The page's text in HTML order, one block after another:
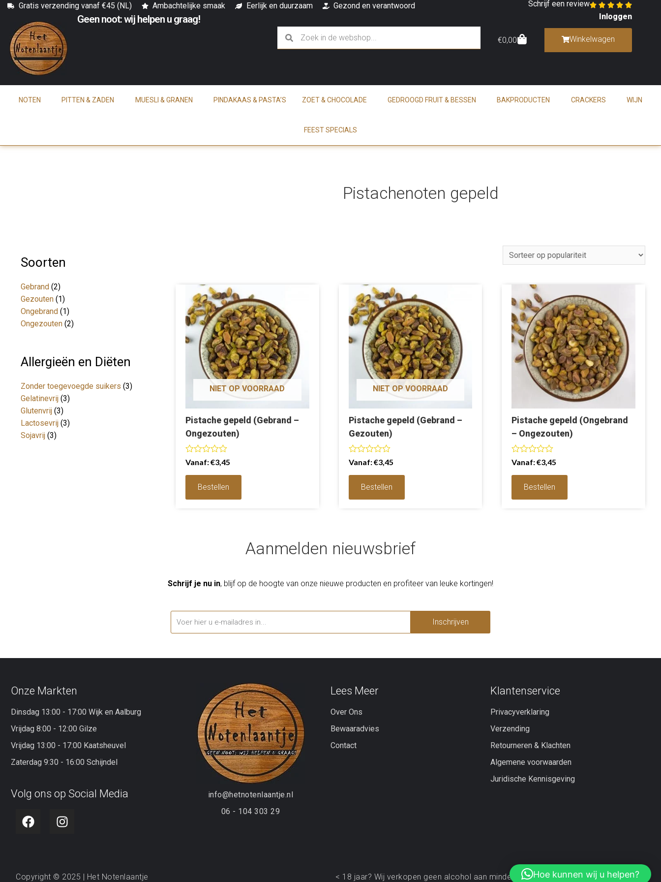
Gratis verzending vanaf €45 (NL) Ambachtelijke smaak Eerlijk en duurzaam Gezond en verantwoord Schrijf een review
Geen noot: wij helpen u graag! Inloggen
Winkelwagen
€0,00
NOTEN PITTEN & ZADEN MUESLI & GRANEN PINDAKAAS & PASTA’S ZOET & CHOCOLADE GEDROOGD FRUIT & BESSEN BAKPRODUCTEN CRACKERS WIJN
FEEST SPECIALS
Pistachenoten gepeld
Soorten
Gebrand (2)
Gezouten (1)
Ongebrand (1)
Ongezouten (2)
Allergieën en Diëten
Zonder toegevoegde suikers (3)
Gelatinevrij (3)
Glutenvrij (3)
Lactosevrij (3)
Sojavrij (3)
NIET OP VOORRAAD
Pistache gepeld (Gebrand –
Ongezouten)
Waardering
uit
Vanaf:€3,45
Bestellen
NIET OP VOORRAAD
Pistache gepeld (Gebrand –
Gezouten)
Waardering
uit
Vanaf:€3,45
Bestellen
Pistache gepeld (Ongebrand
– Ongezouten)
Waardering
uit
Vanaf:€3,45
Bestellen
Aanmelden nieuwsbrief
Schrijf je nu in, blijf op de hoogte van onze nieuwe producten en profiteer van leuke kortingen!
Inschrijven
Onze Markten
Dinsdag 13:00 - 17:00 Wijk en Aalburg
Vrijdag 8:00 - 12:00 Gilze
Vrijdag 13:00 - 17:00 Kaatsheuvel
Zaterdag 9:30 - 16:00 Schijndel
Volg ons op Social Media
info@hetnotenlaantje.nl
06 - 104 303 29
Lees Meer
Over Ons
Bewaaradvies
Contact
Klantenservice
Privacyverklaring
Verzending
Retourneren & Klachten
Algemene voorwaarden
Juridische Kennisgeving
Copyright © 2025 | Het Notenlaantje < 18 jaar? Wij verkopen geen alcohol aan minderjarigen!Hoe kunnen wij u helpen?